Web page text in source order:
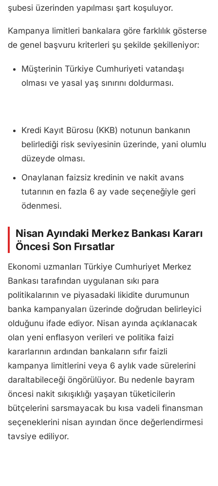
şubesi üzerinden yapılması şart koşuluyor.
Kampanya limitleri bankalara göre farklılık gösterse
de genel başvuru kriterleri şu şekilde şekilleniyor:
Müşterinin Türkiye Cumhuriyeti vatandaşı
olması ve yasal yaş sınırını doldurması.
Kredi Kayıt Bürosu (KKB) notunun bankanın
belirlediği risk seviyesinin üzerinde, yani olumlu
düzeyde olması.
Onaylanan faizsiz kredinin ve nakit avans
tutarının en fazla 6 ay vade seçeneğiyle geri
ödenmesi.
Nisan Ayındaki Merkez Bankası Kararı
Öncesi Son Fırsatlar
Ekonomi uzmanları Türkiye Cumhuriyet Merkez
Bankası tarafından uygulanan sıkı para
politikalarının ve piyasadaki likidite durumunun
banka kampanyaları üzerinde doğrudan belirleyici
olduğunu ifade ediyor. Nisan ayında açıklanacak
olan yeni enflasyon verileri ve politika faizi
kararlarının ardından bankaların sıfır faizli
kampanya limitlerini veya 6 aylık vade sürelerini
daraltabileceği öngörülüyor. Bu nedenle bayram
öncesi nakit sıkışıklığı yaşayan tüketicilerin
bütçelerini sarsmayacak bu kısa vadeli finansman
seçeneklerini nisan ayından önce değerlendirmesi
tavsiye ediliyor.